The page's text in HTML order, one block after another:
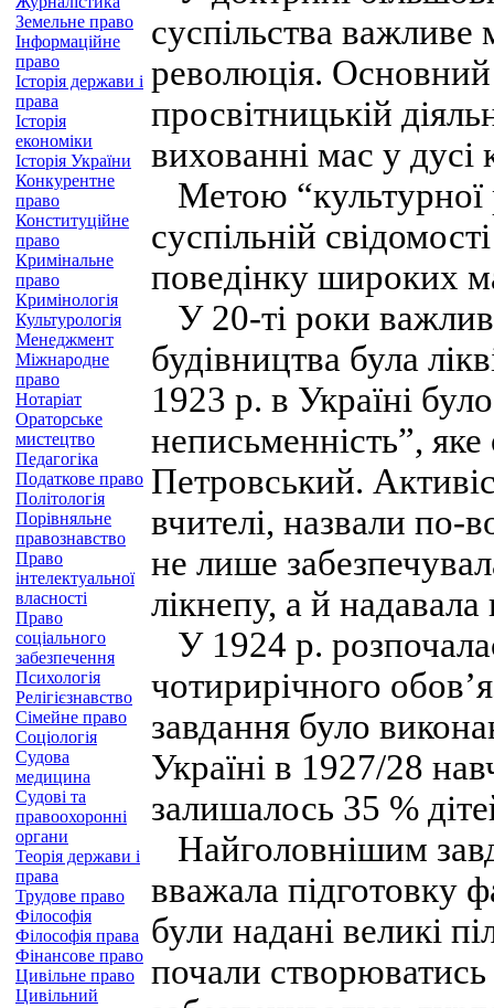
Земельне право
Інформаційне
право
Історія держави і
права
Історія
економіки
Історія України
Конкурентне
право
Конституційне
право
Кримінальне
право
Кримінологія
Культурологія
Менеджмент
Міжнародне
право
Нотаріат
Ораторське
мистецтво
Педагогіка
Податкове право
Політологія
Порівняльне
правознавство
Право
інтелектуальної
власності
Право
соціального
забезпечення
Психологія
Релігієзнавство
Сімейне право
Соціологія
Судова
медицина
Судові та
правоохоронні
органи
Теорія держави і
права
Трудове право
Філософія
Філософія права
Фінансове право
Цивільне право
Цивільний
суспільства важливе
революція.
просвітницькій
вихованні мас у дусі
Метою “культурної
суспільній
поведінку широких
У 20-ті роки
будівництва була
1923 р. в Україні
неписьменність”,
Петровський.
вчителі, назвали
не лише
лікнепу, а й
У 1924 р.
чотирирічно­го
завдання було
Україні в 1927/28
залишалось 35 %
Найголовнішим
вважала підго­товку
були надані великі
почали створюватись